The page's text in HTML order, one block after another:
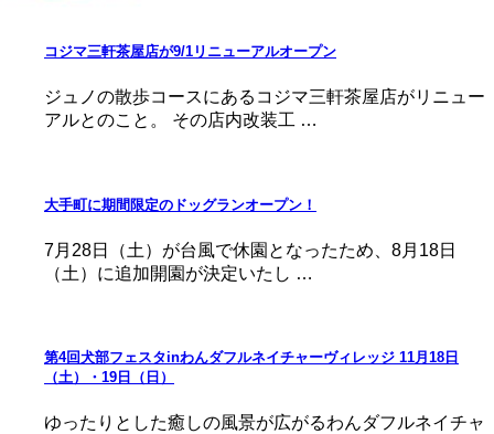
コジマ三軒茶屋店が9/1リニューアルオープン
ジュノの散歩コースにあるコジマ三軒茶屋店がリニュー
アルとのこと。 その店内改装工 …
大手町に期間限定のドッグランオープン！
7月28日（土）が台風で休園となったため、8月18日
（土）に追加開園が決定いたし …
第4回犬部フェスタinわんダフルネイチャーヴィレッジ 11月18日
（土）・19日（日）
ゆったりとした癒しの風景が広がるわんダフルネイチャ